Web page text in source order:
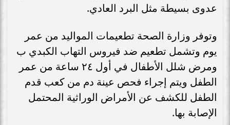
عدوى بسيطة مثل البرد العادي.​
وتوفر وزارة الصحة تطعيمات المواليد من عمر
يوم وتشمل تطعيم ضد فيروس التهاب الكبدي ب
ومرض شلل الأطفال في أول ٢٤ ساعة من عمر
الطفل ويتم إجراء فحص عينة دم من كعب قدم
الطفل للكشف عن الأمراض الوراثية المحتمل
الإصابة بها.